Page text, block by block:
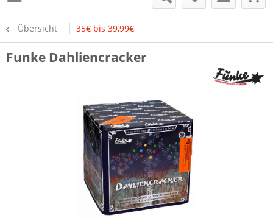
Übersicht 35€ bis 39,99€
Funke Dahliencracker